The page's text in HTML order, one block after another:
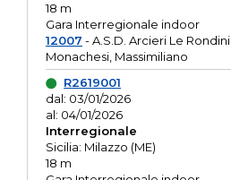
18 m
Gara Interregionale indoor
12007 - A.S.D. Arcieri Le Rondini
Monachesi, Massimiliano
R2619001
dal: 03/01/2026
al: 04/01/2026
Interregionale
Sicilia: Milazzo (ME)
18 m